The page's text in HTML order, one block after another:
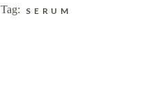
Tag: SERUM